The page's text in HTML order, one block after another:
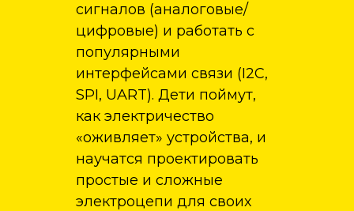
сигналов (аналоговые/
цифровые) и работать с
популярными
интерфейсами связи (I2C,
SPI, UART). Дети поймут,
как электричество
«оживляет» устройства, и
научатся проектировать
простые и сложные
электроцепи для своих